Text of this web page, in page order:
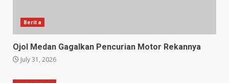
Berita
Ojol Medan Gagalkan Pencurian Motor Rekannya
July 31, 2026